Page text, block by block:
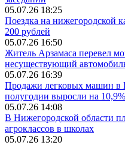
05.07.26 18:25
Поездка на нижегородской
200 рублей
05.07.26 16:50
Житель Арзамаса перевел
несуществующий
05.07.26 16:39
Продажи легковых машин в
полугодии выросли на 10,9%
05.07.26 14:08
В Нижегородской области
агроклассов в школах
05.07.26 13:20